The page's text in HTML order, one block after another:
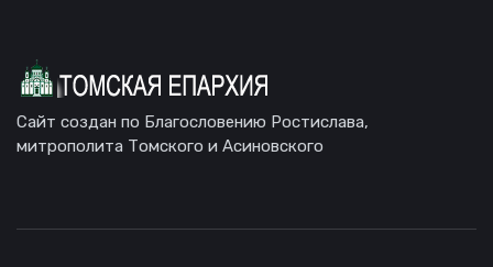
Сайт создан по Благословению Ростислава,
митрополита Томского и Асиновского